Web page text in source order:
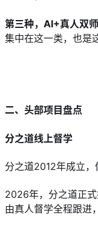
第三种，AI+真人双师
集中在这一类，也是
二、头部项目盘点
分之道线上督学
分之道2012年成立
2026年，分之道正
由真人督学全程跟